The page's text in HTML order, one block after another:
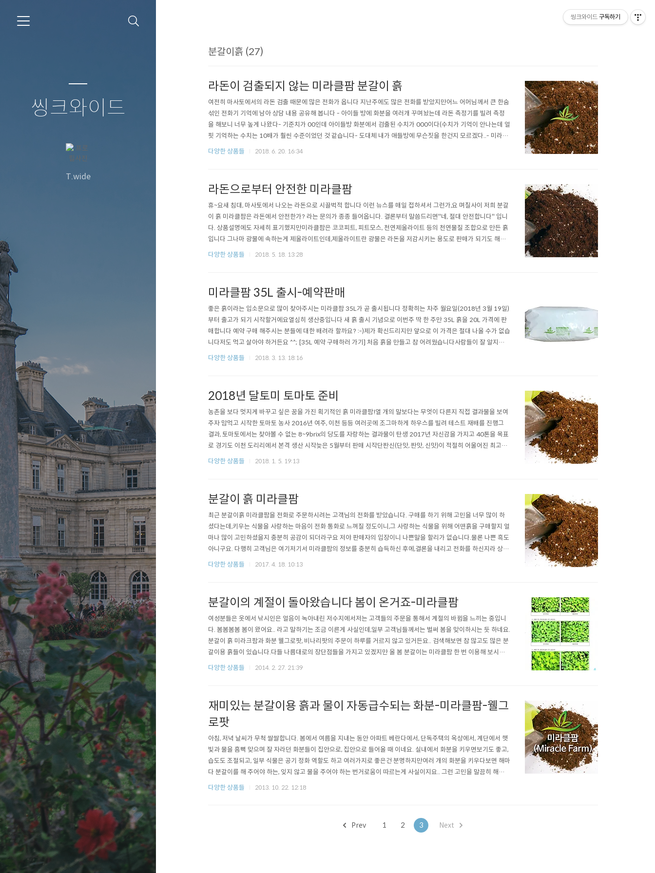
씽크와이드
T.wide
분갈이흙 (27)
라돈이 검출되지 않는 미라클팜 분갈이 흙
여전히 마사토에서의 라돈 검출 때문에 많은 전화가 옵니다 지난주에도 많은 전화를 받았지만어느 어머님께서 큰 한숨
섞인 전화기 기억에 남아 상담 내용 공유해 봅니다 - 아이들 방에 화분을 여러개 꾸며놨는데 라돈 측정기를 빌려 측정
을 해보니 너무 높게 나왔다- 기준치가 00인데 아이들방 화분에서 검출된 수치가 000이다(수치가 기억이 안나는데 얼
핏 기억하는 수치는 10배가 훨씬 수준이었던 것 같습니다- 도대체 내가 애들방에 무슨짓을 한건지 모르겠다..- 미라클
팜 라돈 검출 안된다 하는데 정말 없는거 맞냐? 측정 해봤냐? 이런 내용이었어요 당장 몸에 변화는 없더라도 미래에 어
다양한 상품들 2018. 6. 20. 16:34
라돈으로부터 안전한 미라클팜
휴~요새 침대, 마사토에서 나오는 라돈으로 시끌벅적 합니다 이런 뉴스를 매일 접하셔서 그런가,요 며칠사이 저희 분갈
이 흙 미라클팜은 라돈에서 안전한가? 라는 문의가 종종 들어옵니다. 결론부터 말씀드리면"네, 절대 안전합니다" 입니
다. 상품설명에도 자세히 표기했지만미라클팜은 코코피트, 피트모스, 천연제올라이트 등의 천연물질 조합으로 만든 흙
입니다 그나마 광물에 속하는게 제올라이트인데,제올라이트란 광물은 라돈을 저감시키는 용도로 판매가 되기도 해요 ^
^ 안심하시고 분갈이용으로 사용하시면 됩니다. 아, 저희쪽에 자주 문의되는 또하나의 내용은마사토랑 같이 섰어서 써
다양한 상품들 2018. 5. 18. 13:28
미라클팜 35L 출시-예약판매
좋은 흙이라는 입소문으로 많이 찾아주시는 미라클팜 35L가 곧 출시됩니다 정확히는 차주 월요일(2018년 3월 19일)
부터 출고가 되기 시작할거에요열심히 생산중입니다 새 흙 출시 기념으로 이번주 딱 한 주만 35L 흙을 20L 가격에 판
매합니다 예약 구매 해주시는 분들에 대한 배려라 할까요? :-)제가 확신드리지만 앞으로 이 가격은 절대 나올 수가 없습
니다저도 먹고 살아야 하거든요 ^^; [35L 예약 구매하러 가기] 처음 흙을 만들고 참 어려웠습니다사람들이 잘 알지도
못하고, 가격도 싸지 않은 흙을 어떻게 팔까? 재주는 없고 뚝심만 있어서, "좋은 상품은 고객이 먼저 알아본다.." 라는 믿
다양한 상품들 2018. 3. 13. 18:16
2018년 달토미 토마토 준비
농촌을 보다 멋지게 바꾸고 싶은 꿈을 가진 획기적인 흙 미라클팜!열 개의 말보다는 무엇이 다른지 직접 결과물을 보여
주자 맘먹고 시작한 토마토 농사 2016년 여주, 이천 등등 여러곳에 조그마하게 하우스를 빌려 테스트 재배를 진행그
결과, 토마토에서는 찾아볼 수 없는 8~9brix의 당도를 자랑하는 결과물이 탄생 2017년 자신감을 가지고 40톤을 목표
로 경기도 이천 도리리에서 본격 생산 시작늦은 5월부터 판매 시작단짠신(단맛, 짠맛, 신맛)이 적절히 어울어진 최고의
맛이란 극찬을 받으며 판매에 성공 2018년 새해올 해는 약 100톤을 목표로 충남 아산 현창면에 자리를 잡고,남의 하
다양한 상품들 2018. 1. 5. 19:13
분갈이 흙 미라클팜
최근 분갈이흙 미라클팜을 전화로 주문하시려는 고객님의 전화를 받았습니다. 구매를 하기 위해 고민을 너무 많이 하
셨다는데,키우는 식물을 사랑하는 마음이 전화 통화로 느껴질 정도이니,그 사랑하는 식물을 위해 어떤흙을 구매할지 얼
마나 많이 고민하셨을지 충분히 공감이 되더라구요 저야 판매자의 입장이니 나쁜말을 할리가 없습니다.물론 나쁜 흑도
아니구요. 다행히 고객님은 여기저기서 미라클팜의 정보를 충분히 습득하신 후에,결론을 내리고 전화를 하신지라 상담
은 편했습니다. 저는 모르는 어디 커뮤니티에서 미라클팜에 대한 글들이 많이 보였고,그 분들이 쓴 흙에 대한 평은 꽤 괜
다양한 상품들 2017. 4. 18. 10:13
분갈이의 계절이 돌아왔습니다 봄이 온거죠-미라클팜
여성분들은 옷에서 낚시인은 얼음이 녹아내린 저수지에서저는 고객들의 주문을 통해서 계절의 바뀜을 느끼는 중입니
다. 봄봄봄봄 봄이 왔어요.. 라고 말하기는 조금 이른게 사실인데,일부 고객님들께서는 벌써 봄을 맞이하시는 듯 하네요.
분갈이 흙 미라크팜과 화분 웰그로팟, 비나리팟의 주문이 하루를 거르지 않고 있거든요.. 검색해보면 참 많고도 많은 분
갈이용 흙들이 있습니다.다들 나름대로의 장단점들을 가지고 있겠지만 올 봄 분갈이는 미라클팜 한 번 이용해 보시라
고 소개드려 봅니다. 왜 미라클팜을 감히 써보시라고 하는지는 근거 자료를 통해서 말씀드려볼께요 2013년 12월 11
다양한 상품들 2014. 2. 27. 21:39
재미있는 분갈이용 흙과 물이 자동급수되는 화분-미라클팜-웰그
로팟
아침, 저녁 날씨가 무척 쌀쌀합니다. 봄에서 여름을 지내는 동안 아파트 베란다에서, 단독주택의 옥상에서, 계단에서 햇
빛과 물을 흠뻑 맞으며 잘 자라던 화분들이 집안으로, 집안으로 들어올 때 이네요. 실내에서 화분을 키우면보기도 좋고,
습도도 조절되고, 일부 식물은 공기 정화 역할도 하고 여러가지로 좋은건 분명하지만여러 개의 화분을 키우다보면 해마
다 분갈이를 해 주어야 하는, 잊지 않고 물을 주어야 하는 번거로움이 따르는게 사실이지요.. 그런 고민을 말끔히 해소해
줄 분갈이용 배양토 미라클팜(Miracle Farm)과 한 번 물을 급수 해 두면 알아서 화분 안으로 물을 공급해주는 화분 웰
다양한 상품들 2013. 10. 22. 12:18
Prev 1 2 3 Next
씽크와이드 구독하기